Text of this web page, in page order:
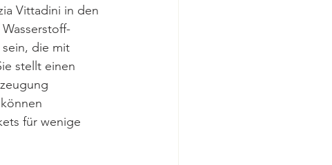
Vittadini in den
die mit
stellt einen
für wenige